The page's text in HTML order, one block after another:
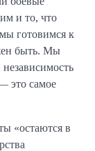
и то, что
готовимся к
быть. Мы
это самое
«остаются в